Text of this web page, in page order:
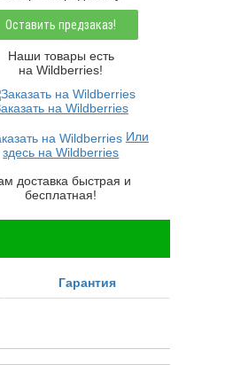
Оставить предзаказ!
Наши товары есть
на Wildberries!
на Wildberries
Или
здесь на Wildberries
доставка быстрая и
бесплатная!
Гарантия